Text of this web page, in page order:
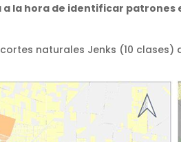
la hora de identificar patrones
naturales Jenks (10 clases)